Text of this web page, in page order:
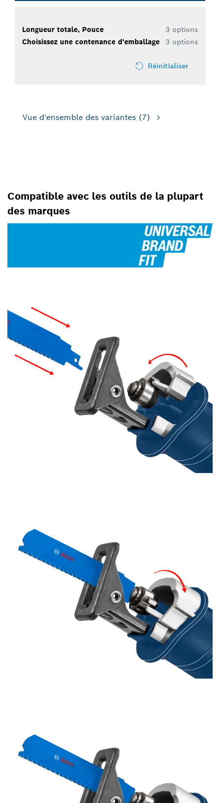
Longueur totale, Pouce
3 options
Choisissez une contenance d'emballage
3 options
Réinitialiser
Vue d'ensemble des variantes (7)
Compatible avec les outils de la plupart
des marques